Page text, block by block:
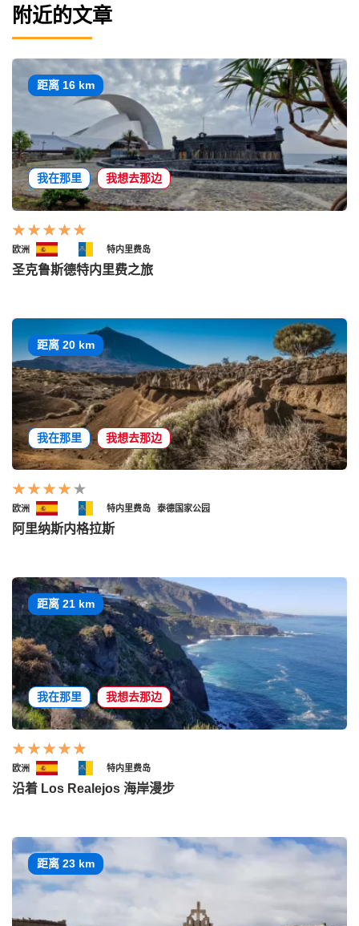
附近的文章
距离 16 km
我在那里 我想去那边
欧洲 特内里费岛
圣克鲁斯德特内里费之旅
距离 20 km
我在那里 我想去那边
欧洲 特内里费岛 泰德国家公园
阿里纳斯内格拉斯
距离 21 km
我在那里 我想去那边
欧洲 特内里费岛
沿着 Los Realejos 海岸漫步
距离 23 km